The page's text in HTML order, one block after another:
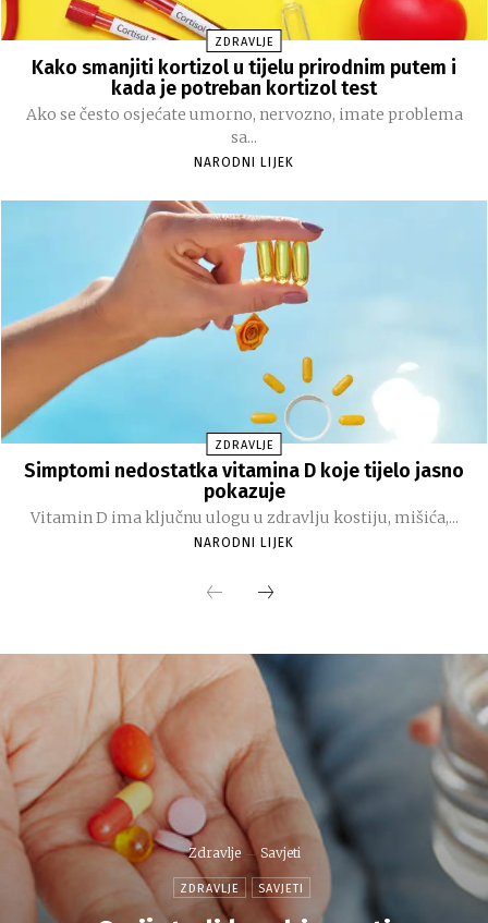
ZDRAVLJE
Kako smanjiti kortizol u tijelu prirodnim putem i
kada je potreban kortizol test
Ako se često osjećate umorno, nervozno, imate problema
sa...
NARODNI LIJEK
ZDRAVLJE
Simptomi nedostatka vitamina D koje tijelo jasno
pokazuje
Vitamin D ima ključnu ulogu u zdravlju kostiju, mišića,...
NARODNI LIJEK